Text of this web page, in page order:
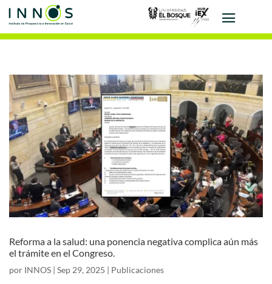
Reforma a la salud: una ponencia negativa complica aún más
el trámite en el Congreso.
por INNOS | Sep 29, 2025 | Publicaciones